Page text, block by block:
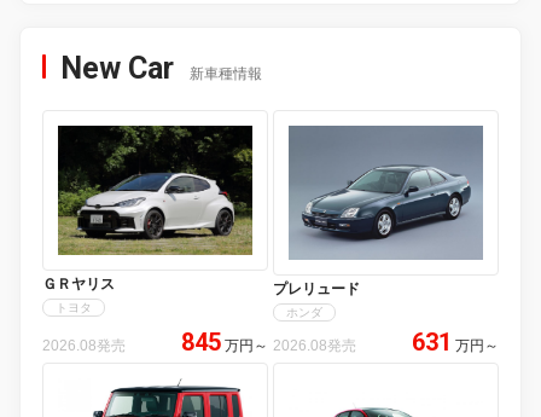
New Car 新車種情報
ＧＲヤリス
トヨタ
2026.08発売 845 万円 ～
プレリュード
ホンダ
2026.08発売 631 万円 ～